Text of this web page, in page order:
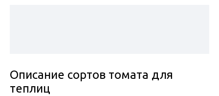
Описание сортов томата для
теплиц